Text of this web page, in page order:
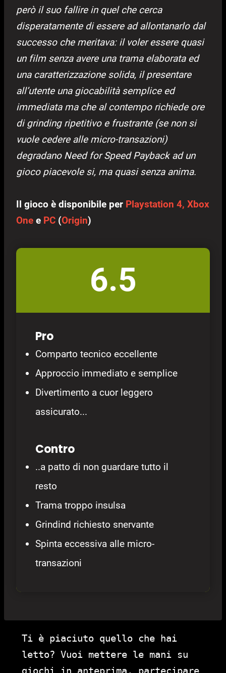
però il suo fallire in quel che cerca
disperatamente di essere ad allontanarlo dal
successo che meritava: il voler essere quasi
un film senza avere una trama elaborata ed
una caratterizzazione solida, il presentare
all’utente una giocabilità semplice ed
immediata ma che al contempo richiede ore
di grinding ripetitivo e frustrante (se non si
vuole cedere alle micro-transazioni)
degradano Need for Speed Payback ad un
gioco piacevole si, ma quasi senza anima.
Il gioco è disponibile per Playstation 4, Xbox
One e PC (Origin)
6.5
Pro
Comparto tecnico eccellente
Approccio immediato e semplice
Divertimento a cuor leggero
assicurato...
Contro
..a patto di non guardare tutto il
resto
Trama troppo insulsa
Grindind richiesto snervante
Spinta eccessiva alle micro-
transazioni
Ti è piaciuto quello che hai
letto? Vuoi mettere le mani su
giochi in anteprima, partecipare